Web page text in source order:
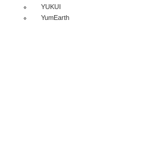
YUKUI
YumEarth